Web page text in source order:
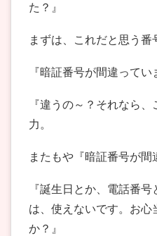
た？』
まずは、これだと思う番
『暗証番号が間違ってい
『違うの～？それなら
力。
またもや『暗証番号が間
『誕生日とか、電話番
は、使えないです。お心
か？』